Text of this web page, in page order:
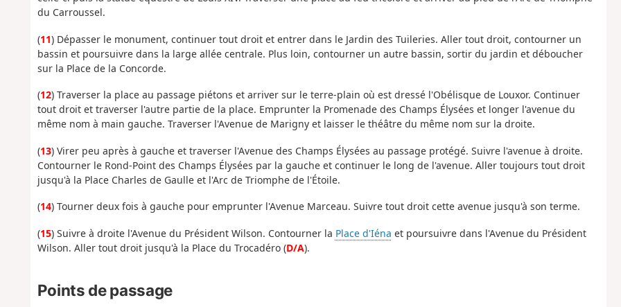
du Carroussel.
(11) Dépasser le monument, continuer tout droit et entrer dans le Jardin des Tuileries. Aller tout droit, contourner un
bassin et poursuivre dans la large allée centrale. Plus loin, contourner un autre bassin, sortir du jardin et déboucher
sur la Place de la Concorde.
(12) Traverser la place au passage piétons et arriver sur le terre-plain où est dressé l'Obélisque de Louxor. Continuer
tout droit et traverser l'autre partie de la place. Emprunter la Promenade des Champs Élysées et longer l'avenue du
même nom à main gauche. Traverser l'Avenue de Marigny et laisser le théâtre du même nom sur la droite.
(13) Virer peu après à gauche et traverser l'Avenue des Champs Élysées au passage protégé. Suivre l'avenue à droite.
Contourner le Rond-Point des Champs Élysées par la gauche et continuer le long de l'avenue. Aller toujours tout droit
jusqu'à la Place Charles de Gaulle et l'Arc de Triomphe de l'Étoile.
(14) Tourner deux fois à gauche pour emprunter l'Avenue Marceau. Suivre tout droit cette avenue jusqu'à son terme.
(15) Suivre à droite l'Avenue du Président Wilson. Contourner la Place d'Iéna et poursuivre dans l'Avenue du Président
Wilson. Aller tout droit jusqu'à la Place du Trocadéro (D/A).
Points de passage